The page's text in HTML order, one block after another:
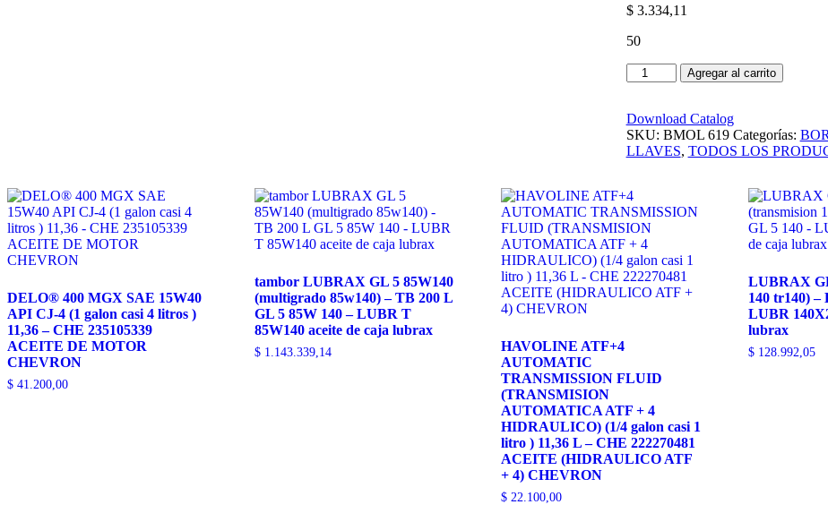
$3.334,11
50
Agregar al carrito
Download Catalog
SKU: BMOL 619 Categorías:
LLAVES, TODOS LOS
DELO® 400 MGX SAE 15W40
API CJ-4 (1 galon casi 4 litros )
11,36 – CHE 235105339
ACEITE DE MOTOR
CHEVRON
$ 41.200,00
tambor LUBRAX GL 5 85W140
(multigrado 85w140) – TB 200 L
GL 5 85W 140 – LUBR T
85W140 aceite de caja lubrax
$1.143.339,14
HAVOLINE ATF+4
AUTOMATIC
TRANSMISSION FLUID
(TRANSMISION
AUTOMATICA ATF + 4
HIDRAULICO) (1/4 galon casi 1
litro ) 11,36 L – CHE 222270481
ACEITE (HIDRAULICO ATF
+ 4) CHEVRON
$ 22.100,00
LUBRAX
140 tr140) –
LUBR
lubrax
$128.992,05